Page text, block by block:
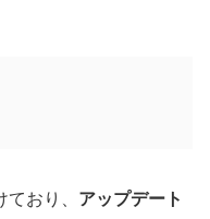
おり、 アップデート